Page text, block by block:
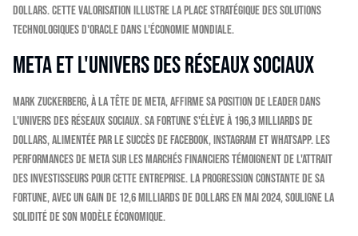
dollars. Cette valorisation illustre la place stratégique des solutions
technologiques d'Oracle dans l'économie mondiale.
Meta et l'univers des réseaux sociaux
Mark Zuckerberg, à la tête de Meta, affirme sa position de leader dans
l'univers des réseaux sociaux. Sa fortune s'élève à 196,3 milliards de
dollars, alimentée par le succès de Facebook, Instagram et WhatsApp. Les
performances de Meta sur les marchés financiers témoignent de l'attrait
des investisseurs pour cette entreprise. La progression constante de sa
fortune, avec un gain de 12,6 milliards de dollars en mai 2024, souligne la
solidité de son modèle économique.